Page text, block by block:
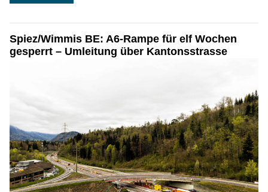
Spiez/Wimmis BE: A6-Rampe für elf Wochen
gesperrt – Umleitung über Kantonsstrasse